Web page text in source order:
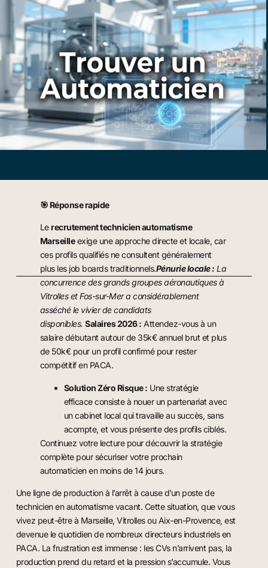
🎯 Réponse rapide
Lerecrutement technicien automatisme
Marseilleexige une approche directe et locale, car
ces profils qualifiés ne consultent généralement
plus les job boards traditionnels.Pénurie locale : La
concurrence des grands groupes aéronautiques à
Vitrolles et Fos-sur-Mer a considérablement
asséché le vivier de candidats
disponibles.Salaires 2026 : Attendez-vous à un
salaire débutant autour de 35k€ annuel brut et plus
de 50k€ pour un profil confirmé pour rester
compétitif en PACA.
Solution Zéro Risque : Une stratégie
efficace consiste à nouer un partenariat avec
un cabinet local qui travaille au succès, sans
acompte, et vous présente des profils ciblés.
Continuez votre lecture pour découvrir la stratégie
complète pour sécuriser votre prochain
automaticien en moins de 14 jours.
Une ligne de production à l’arrêt à cause d’un poste de
technicien en automatisme vacant. Cette situation, que vous
vivez peut-être à Marseille, Vitrolles ou Aix-en-Provence, est
devenue le quotidien de nombreux directeurs industriels en
PACA. La frustration est immense : les CVs n’arrivent pas, la
production prend du retard et la pression s’accumule. Vous